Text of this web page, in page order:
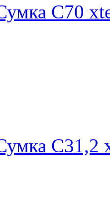
С70
С31,2